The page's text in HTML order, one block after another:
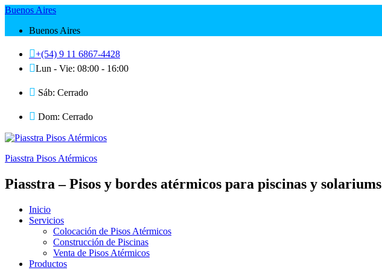
Buenos Aires
Buenos Aires
+(54) 9 11 6867-4428
Lun - Vie: 08:00 - 16:00
Sáb: Cerrado
Dom: Cerrado
Piasstra Pisos Atérmicos
Piasstra – Pisos y bordes atérmicos para piscinas y solariums
Inicio
Servicios
Colocación de Pisos Atérmicos
Construcción de Piscinas
Venta de Pisos Atérmicos
Productos